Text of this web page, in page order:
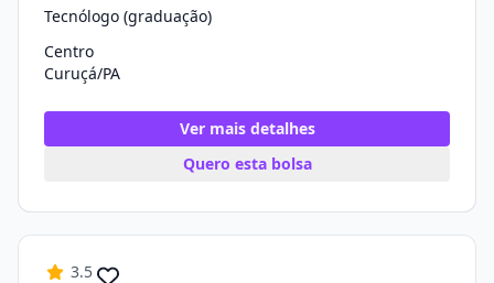
Tecnólogo (graduação)
Centro
Curuçá/PA
Ver mais detalhes
Quero esta bolsa
3.5